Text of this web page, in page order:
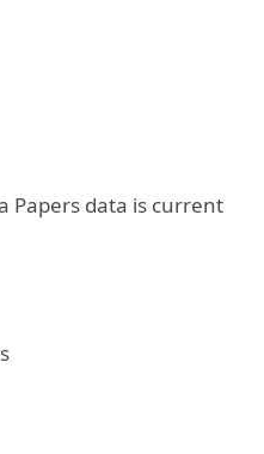
Papers data is current